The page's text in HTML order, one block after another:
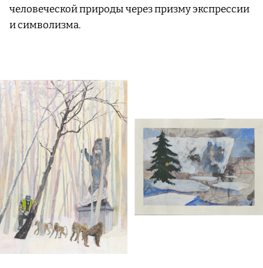
человеческой природы через призму экспрессии
и символизма.